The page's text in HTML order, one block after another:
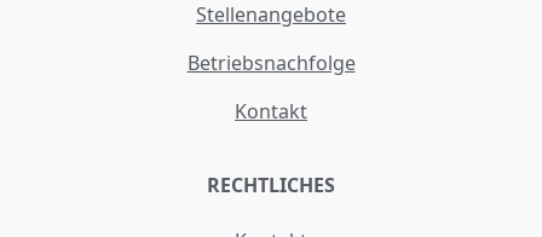
Stellenangebote
Betriebsnachfolge
Kontakt
RECHTLICHES